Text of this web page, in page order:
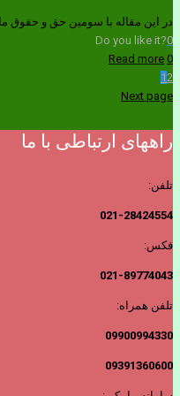
در این مقاله با سومین حق و حقوق
Do you like it?0
0
Read more
12
Next page
راههای ارتباطی با ما
تلفن:
021-28424554
فکس:
021-89774043
تلفن همراه:
09900994330
09391360600